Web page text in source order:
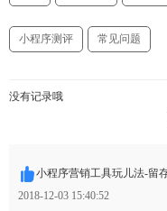
小程序测评 常见问题
没有记录哦
小程序营销工具玩儿法-留
2018-12-03 15:40:52